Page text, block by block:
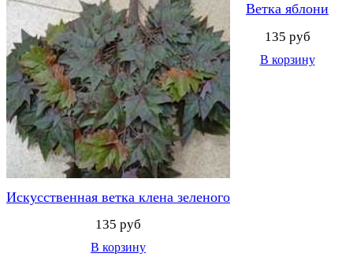
Искусственная ветка клена зеленого
135 руб
В корзину
Ветка яблони
135 руб
В корзину